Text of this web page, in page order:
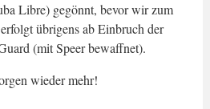
Libre) gegönnt, bevor wir zum
übrigens ab Einbruch der
(mit Speer bewaffnet).
wieder mehr!